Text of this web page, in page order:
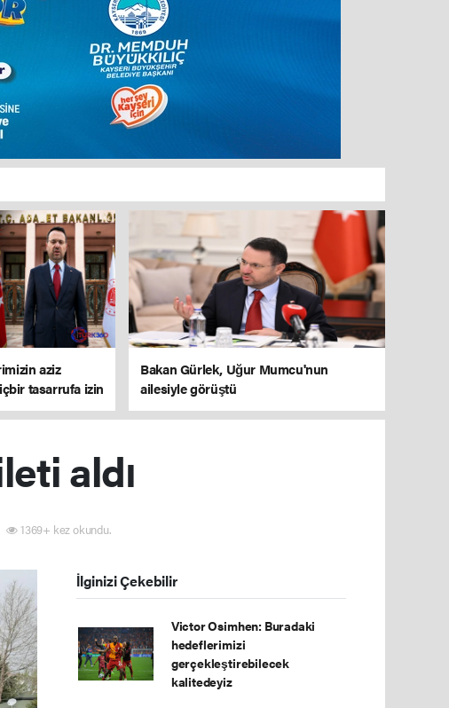
aziz
tasarrufa izin
Bakan Gürlek, Uğur Mumcu'nun
ailesiyle görüştü
aldı
1369+ kez okundu.
İlginizi Çekebilir
Victor Osimhen: Buradaki
hedeflerimizi
gerçekleştirebilecek
kalitedeyiz